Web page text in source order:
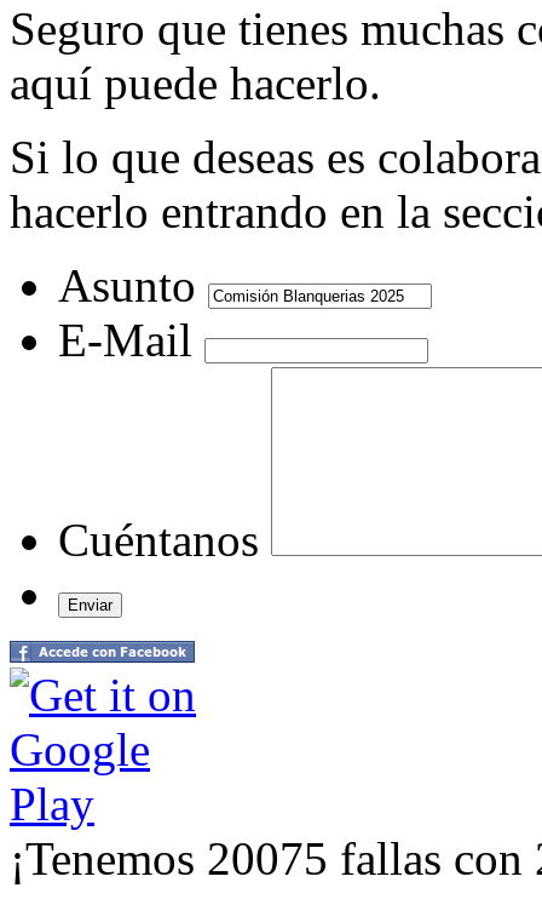
Seguro que tienes muchas
aquí puede hacerlo.
Si lo que deseas es
hacerlo entrando en la
Asunto
E-Mail
Cuéntanos
¡Tenemos 20075 fallas